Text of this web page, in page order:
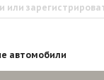
автомобили